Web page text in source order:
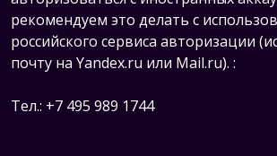
рекомендуем это делать с
российского сервиса авторизации
почту на Yandex.ru или Mail.ru). :
Тел.: +7 495 989 1744